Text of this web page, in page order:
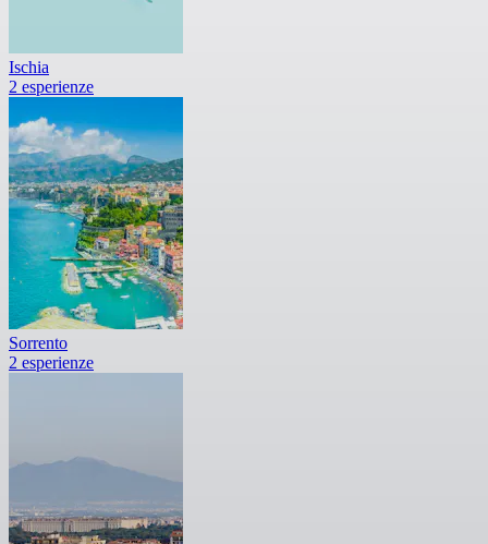
Ischia
2 esperienze
Sorrento
2 esperienze